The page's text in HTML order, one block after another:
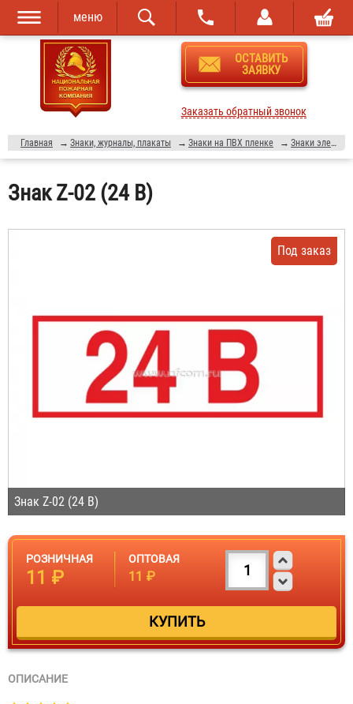
Перейти к
основному
содержанию
Skip to
navigation
меню
ОСТАВИТЬ
ЗАЯВКУ
Заказать обратный звонок
Главная → Знаки, журналы, плакаты → Знаки на ПВХ пленке → Знаки электробезопасности
Знак Z-02 (24 В)
Знак Z-02 (24 В)
Под заказ
РОЗНИЧНАЯ
11 ₽
ОПТОВАЯ
11 ₽
ОПИСАНИЕ